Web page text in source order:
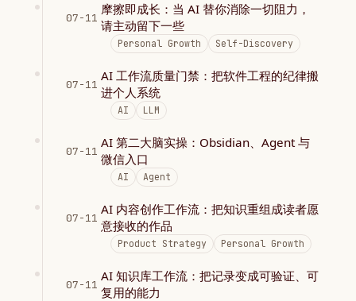
07-11
摩擦即成长：当 AI 替你消除一切阻力，
请主动留下一些
Personal Growth Self-Discovery
07-11
AI 工作流质量门禁：把软件工程的纪律搬
进个人系统
AI LLM
07-11
AI 第二大脑实操：Obsidian、Agent 与
微信入口
AI Agent
07-11
AI 内容创作工作流：把知识重组成读者愿
意接收的作品
Product Strategy Personal Growth
07-11
AI 知识库工作流：把记录变成可验证、可
复用的能力